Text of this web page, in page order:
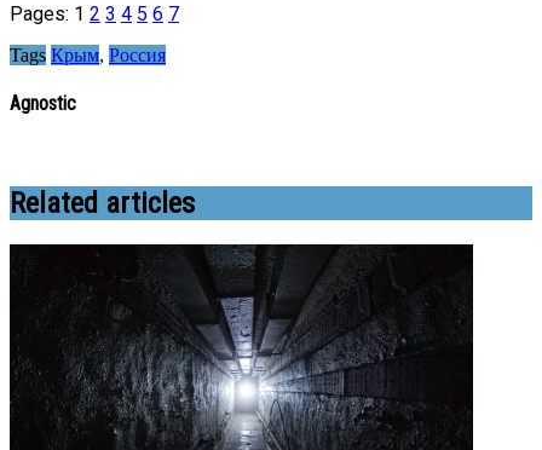
Pages: 1 2 3 4 5 6 7
Tags Крым, Россия
Agnostic
Related articles